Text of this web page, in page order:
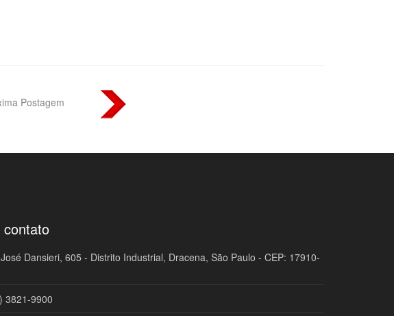
Postagem
Dansieri, 605 - Distrito Industrial, Dracena, São Paulo - CEP: 17910-
3821-9900